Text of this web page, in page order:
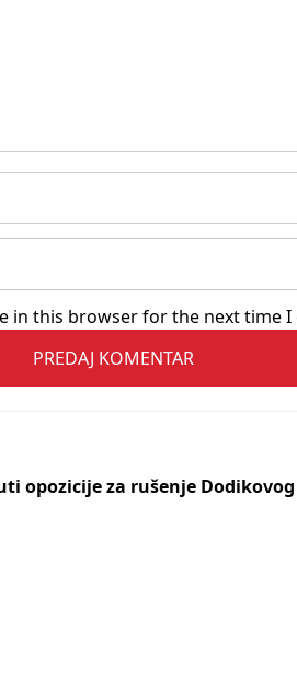
in this browser for the next time
opozicije za rušenje